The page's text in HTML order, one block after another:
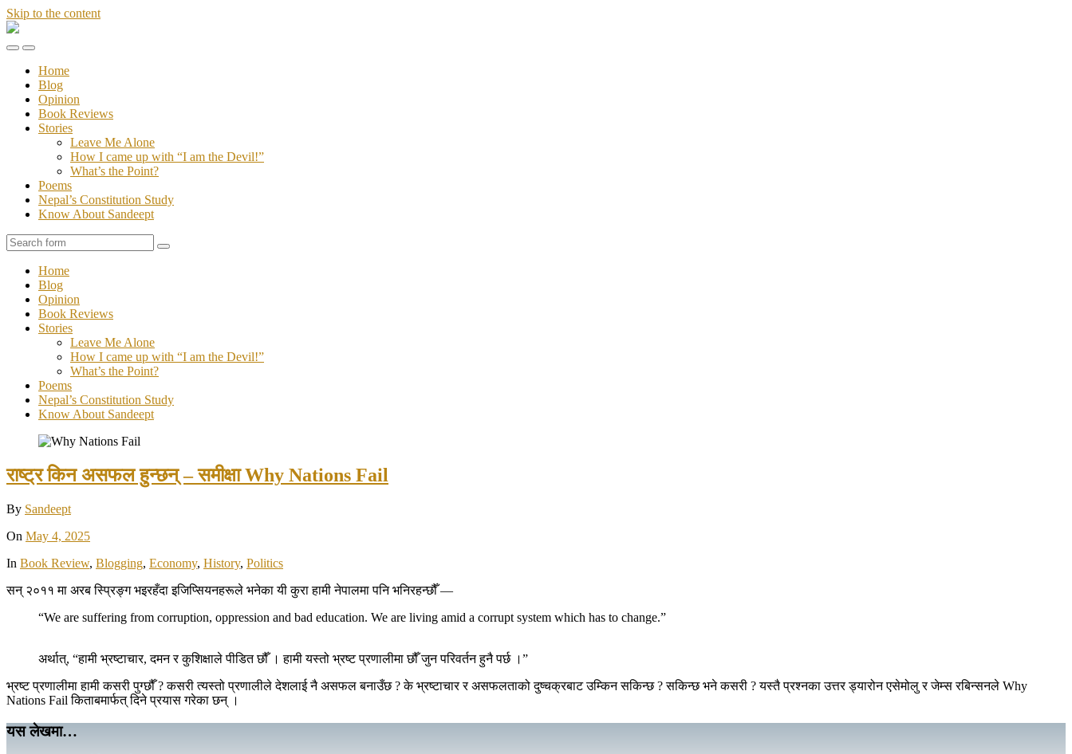
Skip to the content
Stories
Toggle
mobile
menu
Toggle
the
search
field
Home
Blog
Opinion
Book Reviews
Stories
Leave Me Alone
How I came up with “I am the Devil!”
What’s the Point?
Poems
Nepal’s Constitution Study
Know About Sandeept
Search
Home
Blog
Opinion
Book Reviews
Stories
Leave Me Alone
How I came up with “I am the Devil!”
What’s the Point?
Poems
Nepal’s Constitution Study
Know About Sandeept
राष्ट्र किन असफल हुन्छन् – समीक्षा Why Nations Fail
By Sandeept
On May 4, 2025
In Book Review, Blogging, Economy, History, Politics
सन् २०११ मा अरब स्प्रिङ्ग भइरहँदा इजिप्सियनहरूले भनेका यी कुरा हामी नेपालमा पनि भनिरहन्छौँ —
“We are suffering from corruption, oppression and bad education. We are living amid a corrupt system which has to change.”
अर्थात्, “हामी भ्रष्टाचार, दमन र कुशिक्षाले पीडित छौँ । हामी यस्तो भ्रष्ट प्रणालीमा छौँ जुन परिवर्तन हुनै पर्छ ।”
भ्रष्ट प्रणालीमा हामी कसरी पुग्छौँ ? कसरी त्यस्तो प्रणालीले देशलाई नै असफल बनाउँछ ? के भ्रष्टाचार र असफलताको दुष्चक्रबाट उम्किन सकिन्छ ? सकिन्छ भने कसरी ? यस्तै प्रश्नका उत्तर ड्यारोन एसेमोलु र जेम्स रबिन्सनले Why
Nations Fail किताबमार्फत् दिने प्रयास गरेका छन् ।
यस लेखमा…